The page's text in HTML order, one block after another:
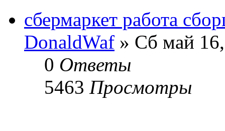
сбермаркет работа
DonaldWaf » Сб май
0 Ответы
5463 Просмотры